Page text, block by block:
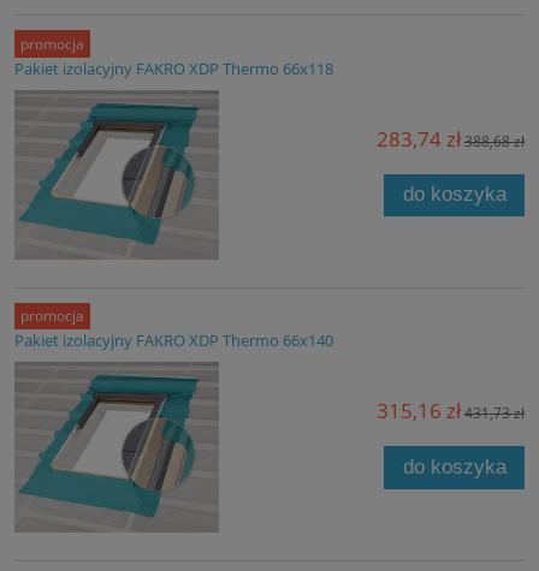
Pakiet izolacyjny FAKRO XDP Thermo 66x118
283,74 zł388,68 zł
do koszyka
promocja
Pakiet izolacyjny FAKRO XDP Thermo 66x140
315,16 zł431,73 zł
do koszyka
promocja